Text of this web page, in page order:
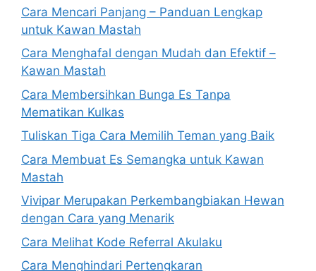
Cara Mencari Panjang – Panduan Lengkap
untuk Kawan Mastah
Cara Menghafal dengan Mudah dan Efektif –
Kawan Mastah
Cara Membersihkan Bunga Es Tanpa
Mematikan Kulkas
Tuliskan Tiga Cara Memilih Teman yang Baik
Cara Membuat Es Semangka untuk Kawan
Mastah
Vivipar Merupakan Perkembangbiakan Hewan
dengan Cara yang Menarik
Cara Melihat Kode Referral Akulaku
Cara Menghindari Pertengkaran